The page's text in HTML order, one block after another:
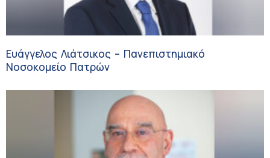
Ευάγγελος Λιάτσικος – Πανεπιστημιακό
Νοσοκομείο Πατρών